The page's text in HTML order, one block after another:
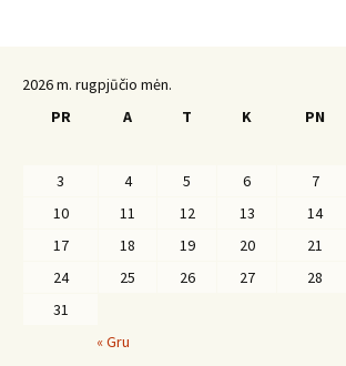
2026 m. rugpjūčio mėn.
PR
A T K PN
3
4 5 6 7
10
11 12 13 14
17
18 19 20 21
24
25 26 27 28
31
« Gru